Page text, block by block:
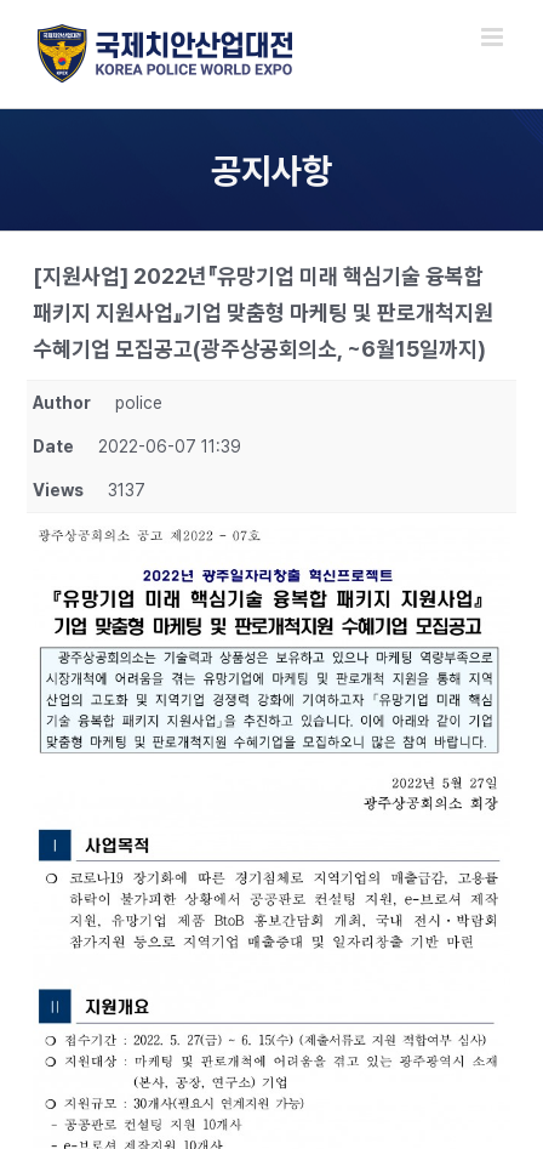
content
공지사항
[지원사업] 2022년『유망기업 미래 핵심기술 융복합
패키지 지원사업』기업 맞춤형 마케팅 및 판로개척지원
수혜기업 모집공고(광주상공회의소, ~6월15일까지)
Author police
Date 2022-06-07 11:39
Views 3137